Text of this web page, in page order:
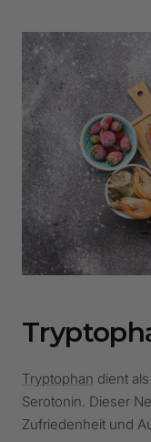
Tryptophan dient
Serotonin. Dieser
Zufriedenheit und